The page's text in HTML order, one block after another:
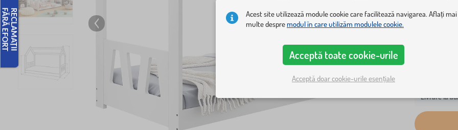
capul
Livrare la
Acest site utilizează module cookie care facilitează navigarea. Aflați mai
multe despremodul în care utilizăm modulele cookie.
Acceptă toate cookie-urile
Acceptă doar cookie-urile esențiale